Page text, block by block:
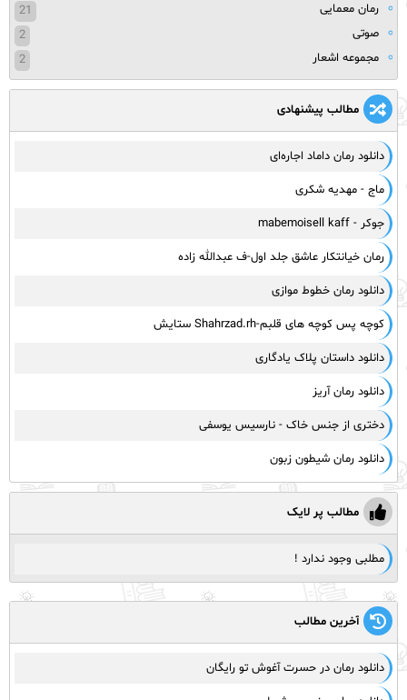
رمان معمایی
21
صوتی
2
مجموعه اشعار
2
مطالب پیشنهادی
دانلود رمان داماد اجاره‌ای
ماج - مهدیه شکری
جوکر - mabemoisell kaff
رمان خیانتکار عاشق جلد اول-ف عبدالله زاده
دانلود رمان خطوط موازی
کوچه پس کوچه های قلبم-Shahrzad.rh ستایش
دانلود داستان پلاک یادگاری
دانلود رمان آریز
دختری از جنس خاک - نارسیس یوسفی
دانلود رمان شیطون زبون
مطالب پر لایک
مطلبی وجود ندارد !
آخرین مطالب
دانلود رمان در حسرت آغوش تو رایگان